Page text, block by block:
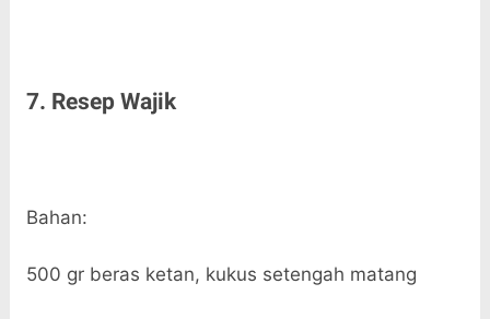
7. Resep Wajik
Bahan:
500 gr beras ketan, kukus setengah matang